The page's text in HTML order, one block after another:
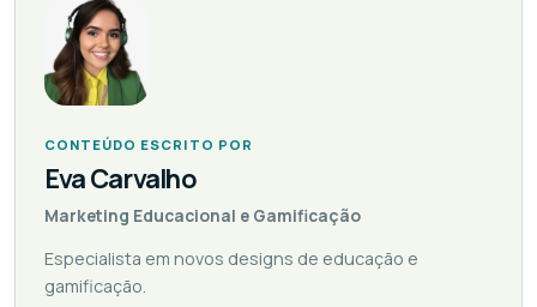
CONTEÚDO ESCRITO POR
Eva Carvalho
Marketing Educacional e Gamificação
Especialista em novos designs de educação e
gamificação.